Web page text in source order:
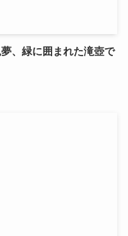
、緑に囲まれた滝壺で